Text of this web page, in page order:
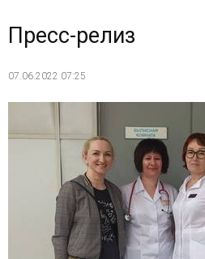
Пресс-релиз
07.06.2022 07:25